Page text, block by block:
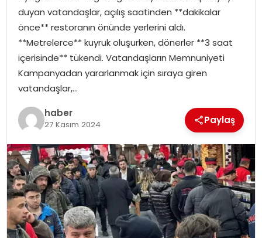
MAGAZIN
DÜNYA
OTOMOBIL
duyan vatandaşlar, açılış saatinden **dakikalar
önce** restoranın önünde yerlerini aldı.
**Metrelerce** kuyruk oluşurken, dönerler **3 saat
içerisinde** tükendi. Vatandaşların Memnuniyeti
Kampanyadan yararlanmak için sıraya giren
vatandaşlar,…
haber
27 Kasım 2024 Paylaş